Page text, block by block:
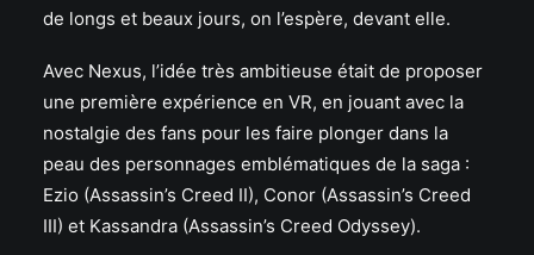
de longs et beaux jours, on l’espère, devant elle.
Avec Nexus, l’idée très ambitieuse était de proposer
une première expérience en VR, en jouant avec la
nostalgie des fans pour les faire plonger dans la
peau des personnages emblématiques de la saga :
Ezio (Assassin’s Creed II), Conor (Assassin’s Creed
III) et Kassandra (Assassin’s Creed Odyssey).